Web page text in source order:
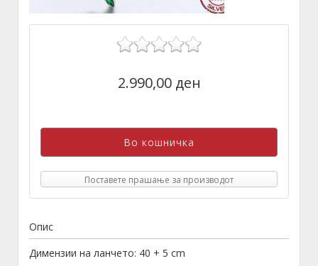
2.990,00 ден
Поставете прашање за производот
Опис
Димензии на ланчето: 40 + 5 cm